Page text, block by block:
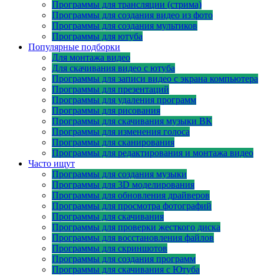
Программы для трансляции (стрима)
Программы для создания видео из фото
Программы для создания мультиков
Программы для ютуба
Популярные подборки
Для монтажа видео
Для скачивания видео с ютуба
Программы для записи видео с экрана компьютера
Программы для презентаций
Программы для удаления программ
Программы для рисования
Программы для скачивания музыки ВК
Программы для изменения голоса
Программы для сканирования
Программы для редактирования и монтажа видео
Часто ищут
Программы для создания музыки
Программы для 3D моделирования
Программы для обновления драйверов
Программы для просмотра фотографий
Программы для скачивания
Программы для проверки жесткого диска
Программы для восстановления файлов
Программы для скриншотов
Программы для создания программ
Программы для скачивания с Ютуба